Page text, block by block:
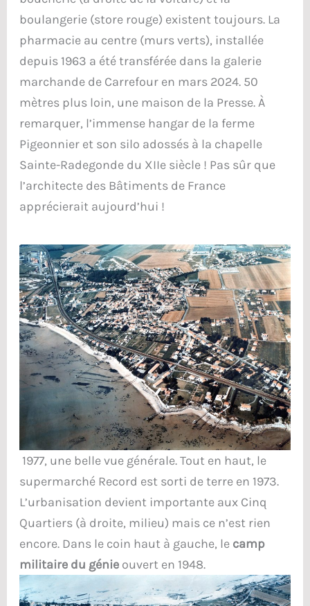
boulangerie (store rouge) existent toujours. La
pharmacie au centre (murs verts), installée
depuis 1963 a été transférée dans la galerie
marchande de Carrefour en mars 2024. 50
mètres plus loin, une maison de la Presse. À
remarquer, l’immense hangar de la ferme
Pigeonnier et son silo adossés à la chapelle
Sainte-Radegonde du XIIe siècle ! Pas sûr que
l’architecte des Bâtiments de France
apprécierait aujourd’hui !
1977, une belle vue générale. Tout en haut, le
supermarché Record est sorti de terre en 1973.
L’urbanisation devient importante aux Cinq
Quartiers (à droite, milieu) mais ce n’est rien
encore. Dans le coin haut à gauche, le camp
militaire du génieouvert en 1948.